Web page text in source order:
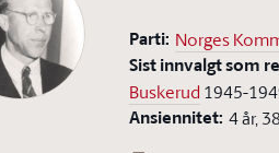
Parti: Norges
Sist innvalgt som
Buskerud 1945-
Ansiennitet: 4 år,